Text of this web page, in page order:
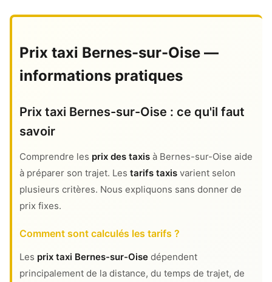
Prix taxi Bernes-sur-Oise —
informations pratiques
Prix taxi Bernes-sur-Oise : ce qu'il faut
savoir
Comprendre les prix des taxis à Bernes-sur-Oise aide
à préparer son trajet. Les tarifs taxis varient selon
plusieurs critères. Nous expliquons sans donner de
prix fixes.
Comment sont calculés les tarifs ?
Les prix taxi Bernes-sur-Oise dépendent
principalement de la distance, du temps de trajet, de